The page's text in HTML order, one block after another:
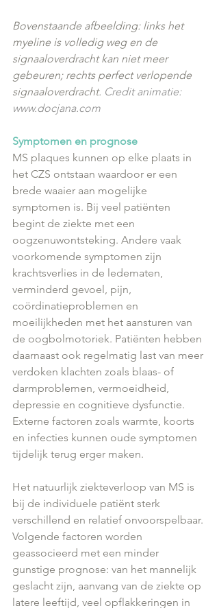
Bovenstaande afbeelding: links het
myeline is volledig weg en de
signaaloverdracht kan niet meer
gebeuren; rechts perfect verlopende
signaaloverdracht. Credit animatie:
www.docjana.com
Symptomen en prognose
MS plaques kunnen op elke plaats in
het CZS ontstaan waardoor er een
brede waaier aan mogelijke
symptomen is. Bij veel patiënten
begint de ziekte met een
oogzenuwontsteking. Andere vaak
voorkomende symptomen zijn
krachtsverlies in de ledematen,
verminderd gevoel, pijn,
coördinatieproblemen en
moeilijkheden met het aansturen van
de oogbolmotoriek. Patiënten hebben
daarnaast ook regelmatig last van meer
verdoken klachten zoals blaas- of
darmproblemen, vermoeidheid,
depressie en cognitieve dysfunctie.
Externe factoren zoals warmte, koorts
en infecties kunnen oude symptomen
tijdelijk terug erger maken.
Het natuurlijk ziekteverloop van MS is
bij de individuele patiënt sterk
verschillend en relatief onvoorspelbaar.
Volgende factoren worden
geassocieerd met een minder
gunstige prognose: van het mannelijk
geslacht zijn, aanvang van de ziekte op
latere leeftijd, veel opflakkeringen in